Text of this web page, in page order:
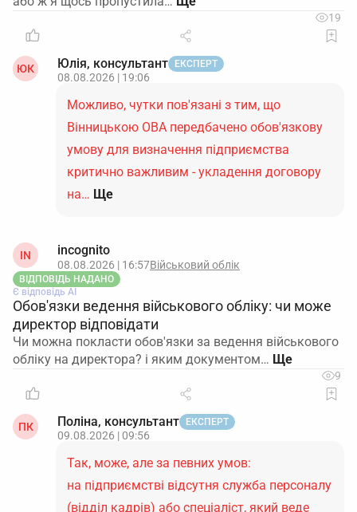
19
ЮК Юлія, консультант ЕКСПЕРТ
08.08.2026 | 19:06
Можливо, чутки пов'язані з тим, що
Вінницькою ОВА передбачено обов'язкову
умову для визначення підприємства
критично важливим - укладення договору
на… Ще
IN incognito
08.08.2026 | 16:57Військовий облік
ВІДПОВІДЬ НАДАНО
Є відповідь АІ
Обов'язки ведення військового обліку: чи може
директор відповідати
Чи можна покласти обов'язки за ведення військового
обліку на директора? і яким документом…
9
ПК Поліна, консультант ЕКСПЕРТ
09.08.2026 | 09:56
Так, може, але за певних умов:
на підприємстві відсутня служба персоналу
(відділ кадрів) або спеціаліст, який веде